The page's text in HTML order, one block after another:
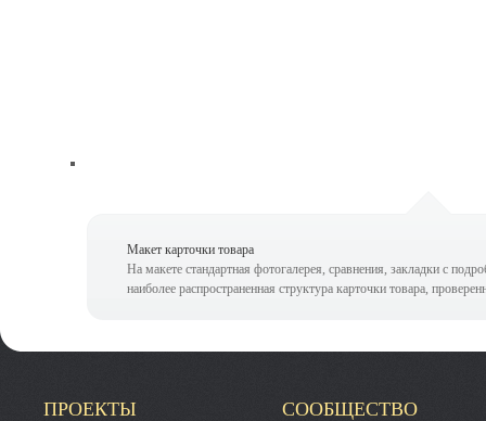
Макет карточки товара
На макете стандартная фотогалерея, сравнения, закладки с
наиболее распространенная структура карточки товара,
ПРОЕКТЫ СООБЩЕСТВО